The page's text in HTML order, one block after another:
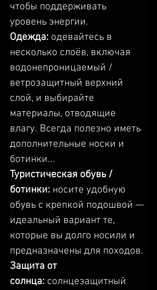
чтобы поддерживать
уровень энергии.
Одежда: одевайтесь в
несколько слоёв, включая
водонепроницаемый /
ветрозащитный верхний
слой, и выбирайте
материалы, отводящие
влагу. Всегда полезно иметь
дополнительные носки и
ботинки...
Туристическая обувь /
ботинки: носите удобную
обувь с крепкой подошвой —
идеальный вариант те,
которые вы долго носили и
предназначены для походов.
Защита от
солнца: солнцезащитный